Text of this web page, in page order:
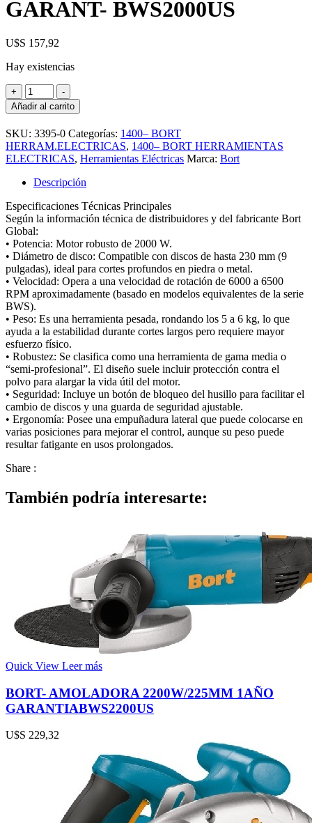
GARANT- BWS2000US
U$S 157,92
Hay existencias
+
BORT-
AMOLADORA
2000W/230MM
1AÑO
GARANT-
BWS2000US
cantidad
-
Añadir al carrito
SKU: 3395-0 Categorías: 1400– BORT
HERRAM.ELECTRICAS, 1400– BORT HERRAMIENTAS
ELECTRICAS, Herramientas Eléctricas Marca: Bort
Descripción
Especificaciones Técnicas Principales
Según la información técnica de distribuidores y del fabricante Bort
Global:
• Potencia: Motor robusto de 2000 W.
• Diámetro de disco: Compatible con discos de hasta 230 mm (9
pulgadas), ideal para cortes profundos en piedra o metal.
• Velocidad: Opera a una velocidad de rotación de 6000 a 6500
RPM aproximadamente (basado en modelos equivalentes de la serie
BWS).
• Peso: Es una herramienta pesada, rondando los 5 a 6 kg, lo que
ayuda a la estabilidad durante cortes largos pero requiere mayor
esfuerzo físico.
• Robustez: Se clasifica como una herramienta de gama media o
“semi-profesional”. El diseño suele incluir protección contra el
polvo para alargar la vida útil del motor.
• Seguridad: Incluye un botón de bloqueo del husillo para facilitar el
cambio de discos y una guarda de seguridad ajustable.
• Ergonomía: Posee una empuñadura lateral que puede colocarse en
varias posiciones para mejorar el control, aunque su peso puede
resultar fatigante en usos prolongados.
Share :
También podría interesarte:
Quick View Leer más
BORT- AMOLADORA 2200W/225MM 1AÑO
GARANTIABWS2200US
U$S 229,32